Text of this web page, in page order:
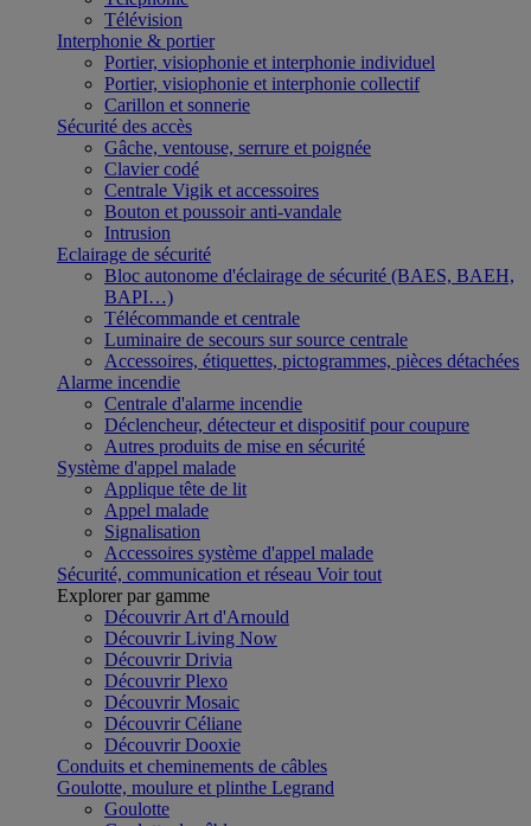
Télévision
Interphonie & portier
Portier, visiophonie et interphonie individuel
Portier, visiophonie et interphonie collectif
Carillon et sonnerie
Sécurité des accès
Gâche, ventouse, serrure et poignée
Clavier codé
Centrale Vigik et accessoires
Bouton et poussoir anti-vandale
Intrusion
Eclairage de sécurité
Bloc autonome d'éclairage de sécurité (BAES, BAEH,
BAPI…)
Télécommande et centrale
Luminaire de secours sur source centrale
Accessoires, étiquettes, pictogrammes, pièces détachées
Alarme incendie
Centrale d'alarme incendie
Déclencheur, détecteur et dispositif pour coupure
Autres produits de mise en sécurité
Système d'appel malade
Applique tête de lit
Appel malade
Signalisation
Accessoires système d'appel malade
Sécurité, communication et réseau Voir tout
Explorer par gamme
Découvrir Art d'Arnould
Découvrir Living Now
Découvrir Drivia
Découvrir Plexo
Découvrir Mosaic
Découvrir Céliane
Découvrir Dooxie
Conduits et cheminements de câbles
Goulotte, moulure et plinthe Legrand
Goulotte